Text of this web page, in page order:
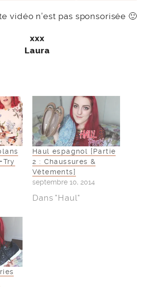
vidéo n’est pas sponsorisée 🙂
xxx
Laura
Haul espagnol [Partie
2 : Chaussures &
Vêtements]
septembre 10, 2014
Dans "Haul"